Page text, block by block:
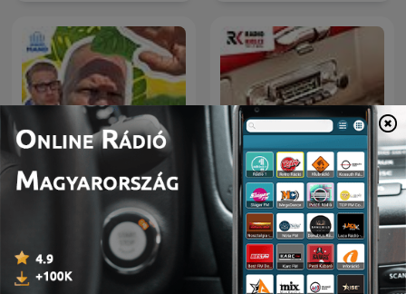
Wat een Week!
AUTO RADIO - MOTO
RADIO